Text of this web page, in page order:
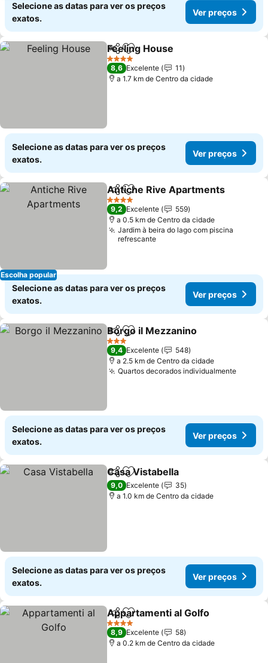
Selecione as datas para ver os preços
exatos.
Ver preços
PartilharAdicionar aos favoritos
Feeling House
4 Estrelas
8,6 Excelente
11
a 1.7 km de Centro da cidade
Selecione as datas para ver os preços
exatos.
Ver preços
Escolha popular
PartilharAdicionar aos favoritos
Antiche Rive Apartments
4 Estrelas
9,2 Excelente
559
a 0.5 km de Centro da cidade
Jardim à beira do lago com piscina
refrescante
Selecione as datas para ver os preços
exatos.
Ver preços
PartilharAdicionar aos favoritos
Borgo il Mezzanino
3 Estrelas
9,4 Excelente
548
a 2.5 km de Centro da cidade
Quartos decorados individualmenteVer
Selecione as datas para ver os preços
exatos.
Ver preços
PartilharAdicionar aos favoritos
Casa Vistabella
9,0 Excelente
35
a 1.0 km de Centro da cidade
Selecione as datas para ver os preços
exatos.
Ver preços
PartilharAdicionar aos favoritos
Appartamenti al Golfo
4 Estrelas
8,9 Excelente
58
a 0.2 km de Centro da cidade